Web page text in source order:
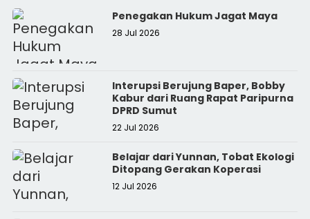
Penegakan Hukum Jagat Maya
28 Jul 2026
Interupsi Berujung Baper, Bobby
Kabur dari Ruang Rapat Paripurna
DPRD Sumut
22 Jul 2026
Belajar dari Yunnan, Tobat Ekologi
Ditopang Gerakan Koperasi
12 Jul 2026